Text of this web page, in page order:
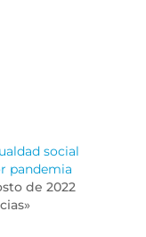
social
pandemia
de 2022